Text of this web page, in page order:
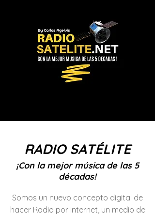
RADIO SATÉLITE
¡Con la mejor música de las 5
décadas!
Somos un nuevo concepto digital de
hacer Radio por internet, un medio de